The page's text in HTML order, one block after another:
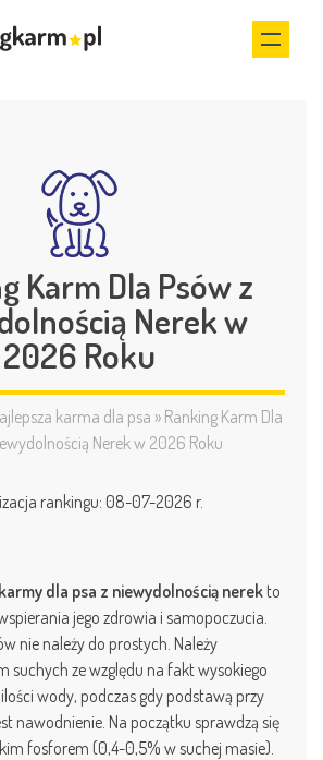
Karm Dla Psów z
Nerek w
2026 Roku
karma dla psa » Ranking Karm Dla
Nerek w 2026 Roku
rankingu: 08-07-2026 r.
dla psa z niewydolnością nerek to
jego zdrowia i samopoczucia.
nie należy do prostych. Należy
suchych ze względu na fakt wysokiego
wody, podczas gdy podstawą przy
nawodnienie. Na początku sprawdzą się
fosforem (0,4-0,5% w suchej masie).